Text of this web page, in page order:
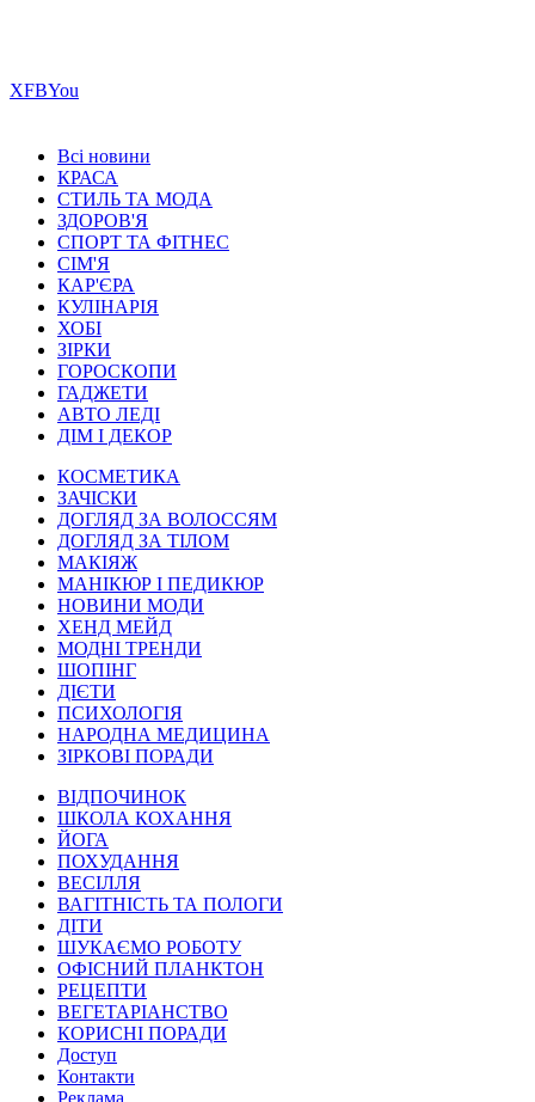
ХFBYou
Всі новини
КРАСА
СТИЛЬ ТА МОДА
ЗДОРОВ'Я
СПОРТ ТА ФІТНЕС
СІМ'Я
КАР'ЄРА
КУЛІНАРІЯ
ХОБІ
ЗІРКИ
ГОРОСКОПИ
ГАДЖЕТИ
АВТО ЛЕДІ
ДІМ І ДЕКОР
КОСМЕТИКА
ЗАЧІСКИ
ДОГЛЯД ЗА ВОЛОССЯМ
ДОГЛЯД ЗА ТІЛОМ
МАКІЯЖ
МАНІКЮР І ПЕДИКЮР
НОВИНИ МОДИ
ХЕНД МЕЙД
МОДНІ ТРЕНДИ
ШОПІНГ
ДІЄТИ
ПСИХОЛОГІЯ
НАРОДНА МЕДИЦИНА
ЗІРКОВІ ПОРАДИ
ВІДПОЧИНОК
ШКОЛА КОХАННЯ
ЙОГА
ПОХУДАННЯ
ВЕСІЛЛЯ
ВАГІТНІСТЬ ТА ПОЛОГИ
ДІТИ
ШУКАЄМО РОБОТУ
ОФІСНИЙ ПЛАНКТОН
РЕЦЕПТИ
ВЕГЕТАРІАНСТВО
КОРИСНІ ПОРАДИ
Доступ
Контакти